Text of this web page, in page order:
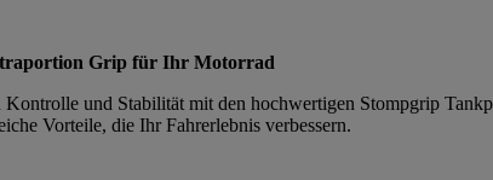
Grip für Ihr Motorrad
Kontrolle und Stabilität mit den hochwertigen Stompgrip
Vorteile, die Ihr Fahrerlebnis verbessern.